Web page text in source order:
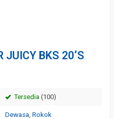
JUICY BKS 20’S
Tersedia (100)
Dewasa, Rokok